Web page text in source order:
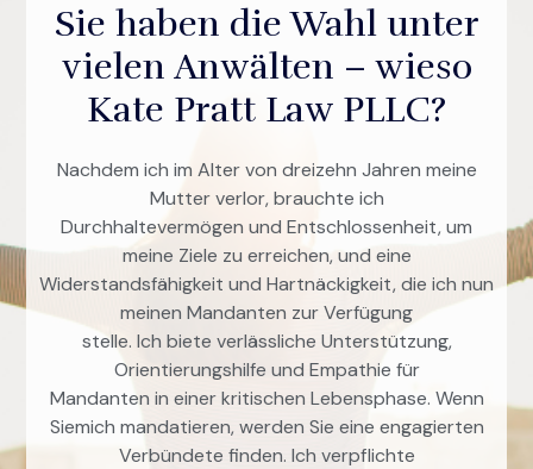
Sie haben die Wahl unter
vielen Anwälten – wieso
Kate Pratt Law PLLC?
Nachdem ich im Alter von dreizehn Jahren meine
Mutter verlor, brauchte ich
Durchhaltevermögen und Entschlossenheit, um
meine Ziele zu erreichen, und eine
Widerstandsfähigkeit und Hartnäckigkeit, die ich nun
meinen Mandanten zur Verfügung
stelle. Ich biete verlässliche Unterstützung,
Orientierungshilfe und Empathie für
Mandanten in einer kritischen Lebensphase. Wenn
Siemich mandatieren, werden Sie eine engagierten
Verbündete finden. Ich verpflichte